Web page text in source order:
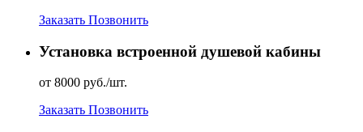
Заказать Позвонить
Установка встроенной душевой кабины
от 8000 руб./шт.
Заказать Позвонить